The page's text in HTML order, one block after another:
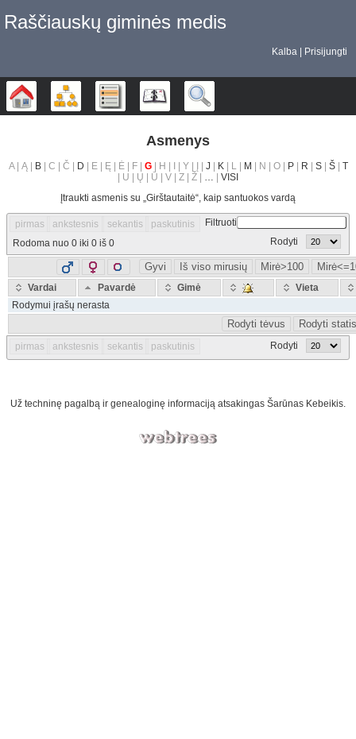
Raščiauskų giminės medis
Kalba Prisijungti
Šeimos medisDiagramos Sąrašai Kalendorius
Asmenys
A | Ą | B| C | Č | D | E | Ę | Ė | F | G| H | I | Y | Į | J K| L | M | N | O | P| R S| Š| T
| U | Ų | Ū | V | Z | Ž | …
VISI
Įtraukti asmenis su „Girštautaitė“, kaip santuokos vardą
pirmas ankstesnis sekantis paskutinis
Filtruoti
Rodoma nuo 0 iki 0 iš 0
Rodyti
Gyvi Iš viso mirusių Mirė>100
Vardai Pavardė Gimė Vieta
Rodyti tėvus Rodyti
Rodymui įrašų nerasta
pirmas ankstesnis sekantis paskutinis Rodyti
Už techninę pagalbą ir genealoginę informaciją atsakingas Šarūnas Kebeikis.